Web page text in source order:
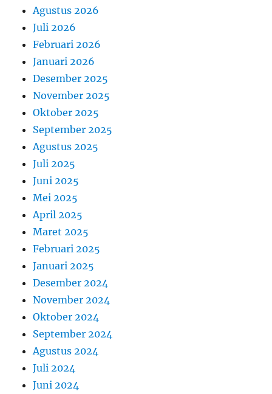
Agustus 2026
Juli 2026
Februari 2026
Januari 2026
Desember 2025
November 2025
Oktober 2025
September 2025
Agustus 2025
Juli 2025
Juni 2025
Mei 2025
April 2025
Maret 2025
Februari 2025
Januari 2025
Desember 2024
November 2024
Oktober 2024
September 2024
Agustus 2024
Juli 2024
Juni 2024